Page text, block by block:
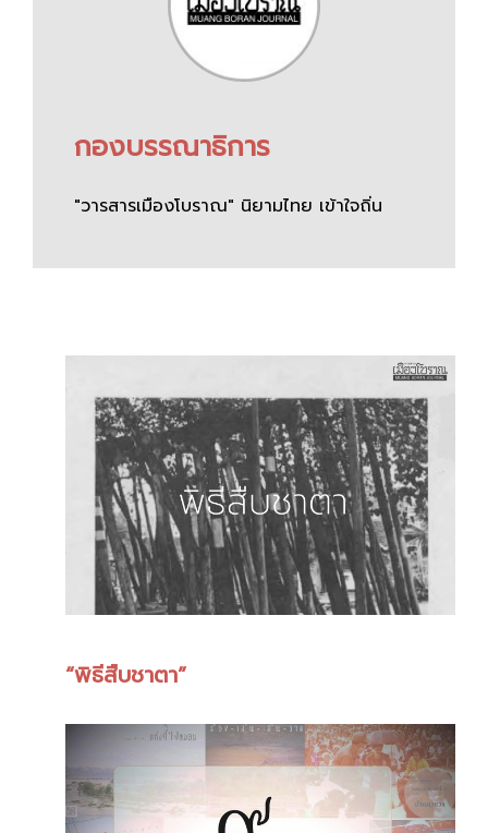
กองบรรณาธิการ
"วารสารเมืองโบราณ" นิยามไทย เข้าใจถิ่น
“พิธีสืบชาตา”